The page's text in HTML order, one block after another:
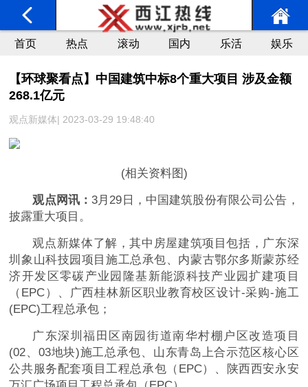
首页 热点 滚动 国内 乐活 娱乐
【环球聚看点】中国建筑中标8个重大项目 涉及金额
268.1亿元
观点新媒体| 2023-03-29 19:48:40
(相关资料图)
观点网讯：3月29日，中国建筑股份有限公司公告，
披露重大项目。
观点新媒体了解，其中房屋建筑项目包括，广东深
圳象山科技园项目施工总承包、内蒙古鄂尔多斯蒙苏经
济开发区零碳产业园隆基新能源科技产业园扩建项目
（EPC）、广西桂林新区职业教育校区设计-采购-施工
(EPC)工程总承包；
广东深圳福田区南园街道南华村棚户区改造项目
(02、03地块)施工总承包、山东青岛上合示范区核心区
公共服务配套项目工程总承包（EPC）、陕西西安永安